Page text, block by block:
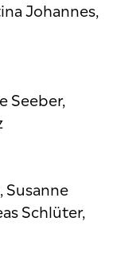
Johannes,
Seeber,
Susanne
Schlüter,